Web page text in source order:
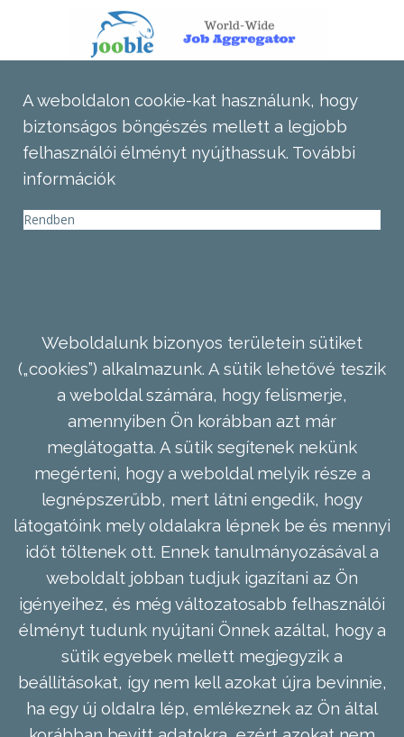
A weboldalon cookie-kat használunk, hogy
biztonságos böngészés mellett a legjobb
felhasználói élményt nyújthassuk. További
információk
Rendben
Weboldalunk bizonyos területein sütiket
(„cookies”) alkalmazunk. A sütik lehetővé teszik
a weboldal számára, hogy felismerje,
amennyiben Ön korábban azt már
meglátogatta. A sütik segítenek nekünk
megérteni, hogy a weboldal melyik része a
legnépszerűbb, mert látni engedik, hogy
látogatóink mely oldalakra lépnek be és mennyi
időt töltenek ott. Ennek tanulmányozásával a
weboldalt jobban tudjuk igazítani az Ön
igényeihez, és még változatosabb felhasználói
élményt tudunk nyújtani Önnek azáltal, hogy a
sütik egyebek mellett megjegyzik a
beállításokat, így nem kell azokat újra bevinnie,
ha egy új oldalra lép, emlékeznek az Ön által